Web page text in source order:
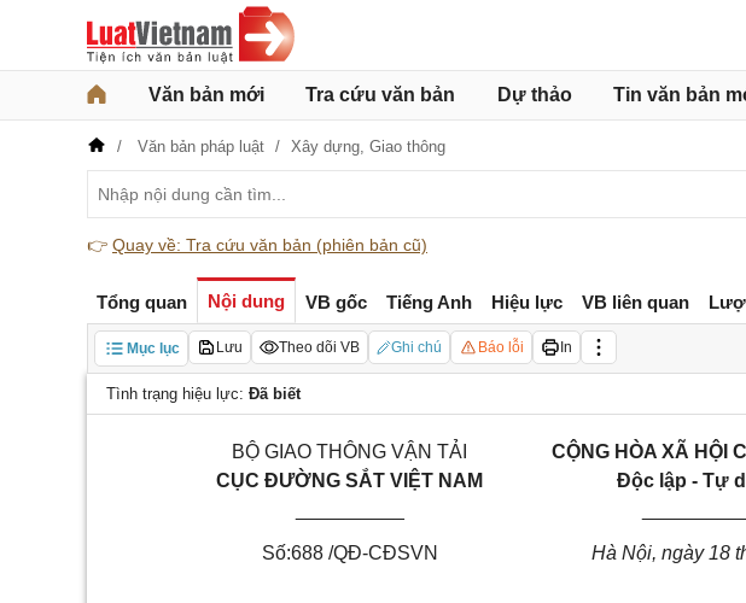
Văn bản mới Tra cứu văn bản Dự thảo Tin văn bản
Văn bản pháp luật Xây dựng, Giao thông
👉 Quay về: Tra cứu văn bản (phiên bản cũ)
Tổng quan Nội dung VB gốc Tiếng Anh Hiệu lực VB liên quan
Mục lục Lưu Theo dõi VB Ghi chú Báo lỗi In
Tình trạng hiệu lực: Đã biết
BỘ GIAO THÔNG VẬN TẢI
CỤC ĐƯỜNG SẮT VIỆT NAM
CỘNG HÒA XÃ HỘI
Độc lập - Tự
Số:688 /QĐ-CĐSVN Hà Nội, ngày 18